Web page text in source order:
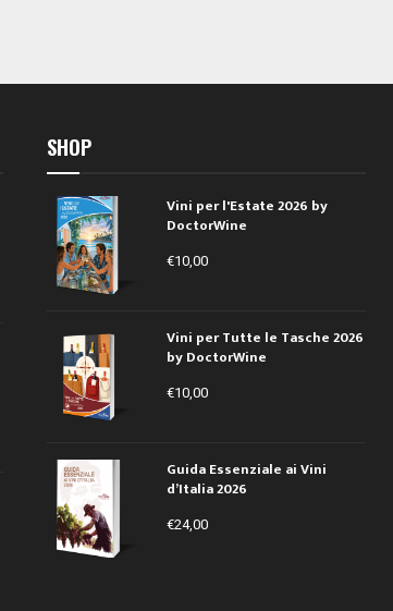
SHOP
Vini per l'Estate 2026 by
DoctorWine
€10,00
Vini per Tutte le Tasche 2026
by DoctorWine
€10,00
Guida Essenziale ai Vini
d’Italia 2026
€24,00